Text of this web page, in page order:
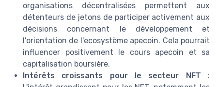
organisations décentralisées permettent aux
détenteurs de jetons de participer activement aux
décisions concernant le développement et
l'orientation de l'ecosystème apecoin. Cela pourrait
influencer positivement le cours apecoin et sa
capitalisation boursière.
Intérêts croissants pour le secteur NFT :